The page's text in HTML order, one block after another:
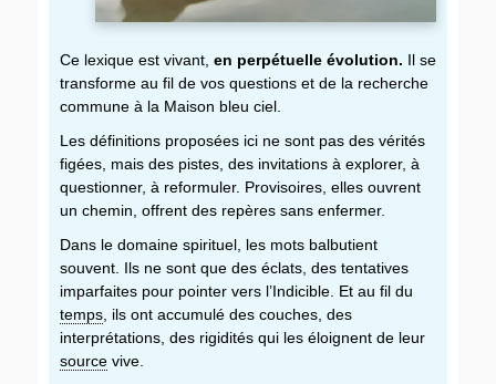
Ce lexique est vivant, en perpétuelle évolution. Il se
transforme au fil de vos questions et de la recherche
commune à la Maison bleu ciel.
Les définitions proposées ici ne sont pas des vérités
figées, mais des pistes, des invitations à explorer, à
questionner, à reformuler. Provisoires, elles ouvrent
un chemin, offrent des repères sans enfermer.
Dans le domaine spirituel, les mots balbutient
souvent. Ils ne sont que des éclats, des tentatives
imparfaites pour pointer vers l’Indicible. Et au fil du
temps , ils ont accumulé des couches, des
interprétations, des rigidités qui les éloignent de leur
source vive.